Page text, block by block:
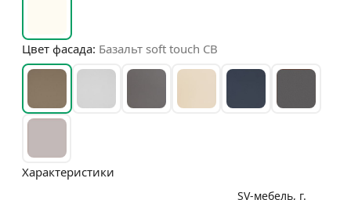
Цвет фасада: Базальт soft touch СВ
Характеристики
SV-мебель, г.